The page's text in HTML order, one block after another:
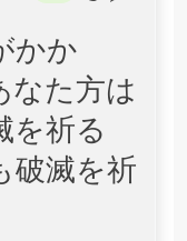
かか
なた方は
を祈る
破滅を祈